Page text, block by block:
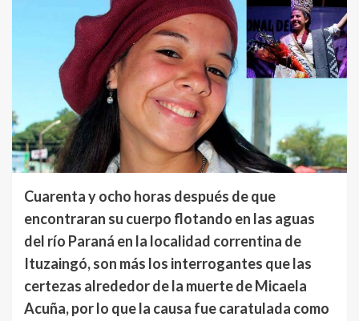
Cuarenta y ocho horas después de que
encontraran su cuerpo flotando en las aguas
del río Paraná en la localidad correntina de
Ituzaingó, son más los interrogantes que las
certezas alrededor de la muerte de Micaela
Acuña, por lo que la causa fue caratulada como